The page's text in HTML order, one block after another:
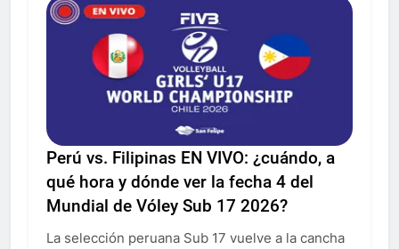
Perú vs. Filipinas EN VIVO: ¿cuándo, a
qué hora y dónde ver la fecha 4 del
Mundial de Vóley Sub 17 2026?
La selección peruana Sub 17 vuelve a la cancha